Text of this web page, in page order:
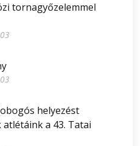
tornagyőzelemmel
helyezést
atlétáink a 43. Tatai